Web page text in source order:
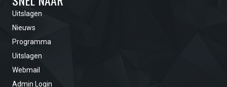
Uitslagen
Nieuws
Programma
Uitslagen
Webmail
Admin Login